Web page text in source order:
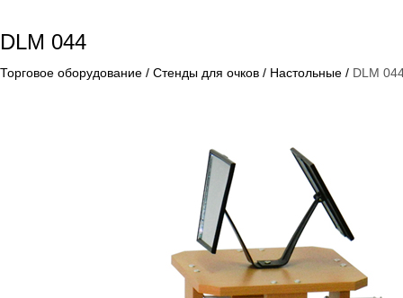
DLM 044
Торговое оборудование / Стенды для очков / Настольные / DLM